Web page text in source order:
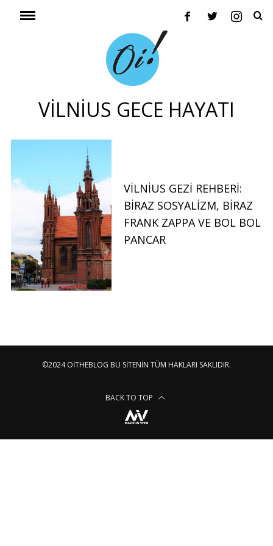
VILNIUS GECE HAYATI
VILNIUS GEZI REHBERI:
BIRAZ SOSYALIZM, BIRAZ
FRANK ZAPPA VE BOL BOL
PANCAR
©2024 OITHEBLOG BU SITENIN TÜM HAKLARI SAKLIDIR.
BACK TO TOP